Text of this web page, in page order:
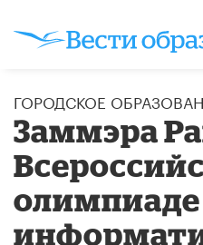
ГОРОДСКОЕ
Заммэра
олимпиаде